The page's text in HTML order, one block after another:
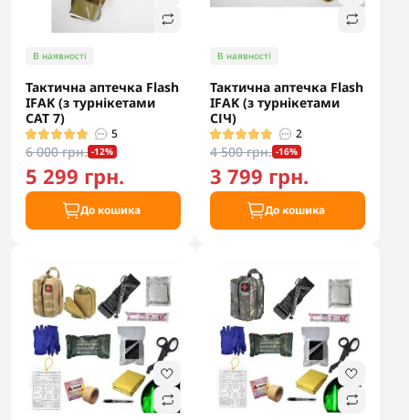
В наявності
Тактична аптечка Flash
IFAK (з турнікетами
CAT 7)
5
6 000 грн. -12%
5 299 грн.
До кошика
В наявності
Тактична аптечка Flash
IFAK (з турнікетами
СІЧ)
2
4 500 грн. -16%
3 799 грн.
До кошика